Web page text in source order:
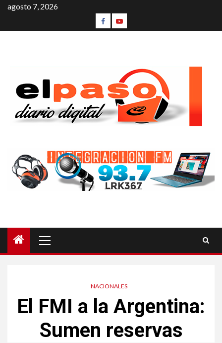
agosto 7, 2026
NACIONALES
El FMI a la Argentina:
Sumen reservas